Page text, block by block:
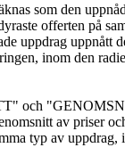
som den
offerten på
uppdrag uppnått
inom den
och
av priser
typ av uppdrag,